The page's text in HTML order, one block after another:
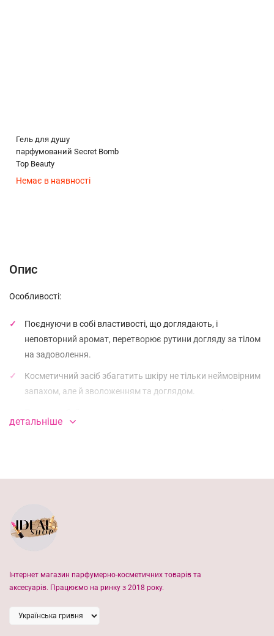
Гель для душу
парфумований Secret Bomb
Top Beauty
Немає в наявності
Опис
Особливості:
Поєднуючи в собі властивості, що доглядають, і
неповторний аромат, перетворює рутини догляду за тілом
на задоволення.
Косметичний засіб збагатить шкіру не тільки неймовірним
запахом, але й зволоженням та доглядом.
ніжною та шовковистою.
відблиску.
Королівський піон, соковита троянда Фуксія і блискучий
аромату. Розкішні дерев’яні ноти зустрічаються з легким,
Одна з головних переваг лосьйону Bombshell Passion Brand
детальніше
Інтернет магазин парфумерно-косметичних товарів та
аксесуарів. Працюємо на ринку з 2018 року.